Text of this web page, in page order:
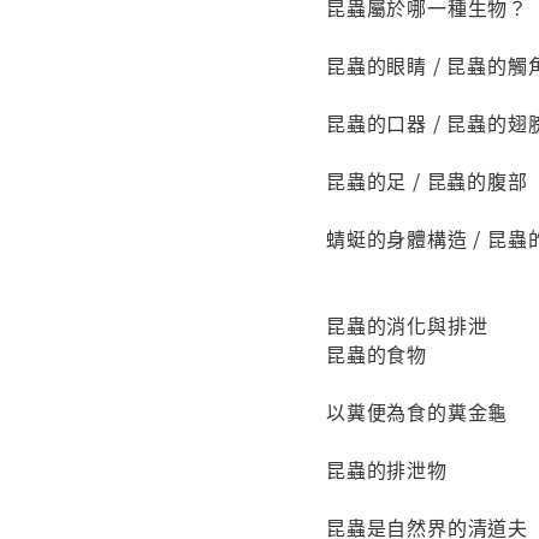
昆蟲屬於哪一種生物？
昆蟲的眼睛 / 昆蟲的觸
昆蟲的口器 / 昆蟲的翅
昆蟲的足 / 昆蟲的腹部
蜻蜓的身體構造 / 昆蟲
昆蟲的消化與排泄
昆蟲的食物
以糞便為食的糞金龜
昆蟲的排泄物
昆蟲是自然界的清道夫